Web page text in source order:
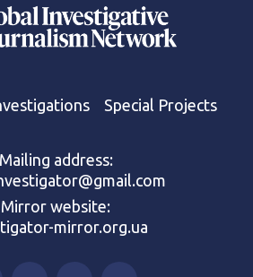
Special Projects
Mailing address:
Mirror website:
mirror.org.ua